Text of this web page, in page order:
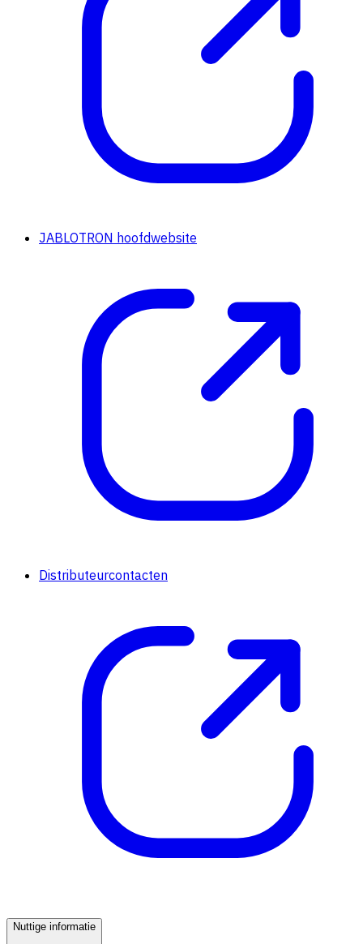
JABLOTRON hoofdwebsite
Distributeurcontacten
Nuttige informatie